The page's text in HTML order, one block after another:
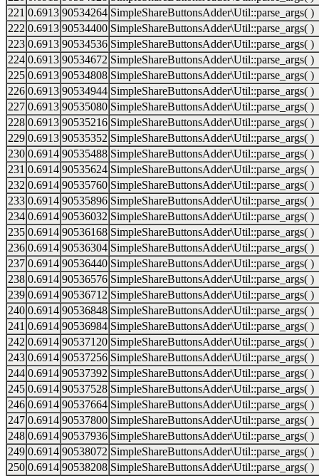
221 0.6913 90534264 SimpleShareButtonsAdder\Util::parse_args( )
222 0.6913 90534400 SimpleShareButtonsAdder\Util::parse_args( )
223 0.6913 90534536 SimpleShareButtonsAdder\Util::parse_args( )
224 0.6913 90534672 SimpleShareButtonsAdder\Util::parse_args( )
225 0.6913 90534808 SimpleShareButtonsAdder\Util::parse_args( )
226 0.6913 90534944 SimpleShareButtonsAdder\Util::parse_args( )
227 0.6913 90535080 SimpleShareButtonsAdder\Util::parse_args( )
228 0.6913 90535216 SimpleShareButtonsAdder\Util::parse_args( )
229 0.6913 90535352 SimpleShareButtonsAdder\Util::parse_args( )
230 0.6914 90535488 SimpleShareButtonsAdder\Util::parse_args( )
231 0.6914 90535624 SimpleShareButtonsAdder\Util::parse_args( )
232 0.6914 90535760 SimpleShareButtonsAdder\Util::parse_args( )
233 0.6914 90535896 SimpleShareButtonsAdder\Util::parse_args( )
234 0.6914 90536032 SimpleShareButtonsAdder\Util::parse_args( )
235 0.6914 90536168 SimpleShareButtonsAdder\Util::parse_args( )
236 0.6914 90536304 SimpleShareButtonsAdder\Util::parse_args( )
237 0.6914 90536440 SimpleShareButtonsAdder\Util::parse_args( )
238 0.6914 90536576 SimpleShareButtonsAdder\Util::parse_args( )
239 0.6914 90536712 SimpleShareButtonsAdder\Util::parse_args( )
240 0.6914 90536848 SimpleShareButtonsAdder\Util::parse_args( )
241 0.6914 90536984 SimpleShareButtonsAdder\Util::parse_args( )
242 0.6914 90537120 SimpleShareButtonsAdder\Util::parse_args( )
243 0.6914 90537256 SimpleShareButtonsAdder\Util::parse_args( )
244 0.6914 90537392 SimpleShareButtonsAdder\Util::parse_args( )
245 0.6914 90537528 SimpleShareButtonsAdder\Util::parse_args( )
246 0.6914 90537664 SimpleShareButtonsAdder\Util::parse_args( )
247 0.6914 90537800 SimpleShareButtonsAdder\Util::parse_args( )
248 0.6914 90537936 SimpleShareButtonsAdder\Util::parse_args( )
249 0.6914 90538072 SimpleShareButtonsAdder\Util::parse_args( )
250 0.6914 90538208 SimpleShareButtonsAdder\Util::parse_args( )